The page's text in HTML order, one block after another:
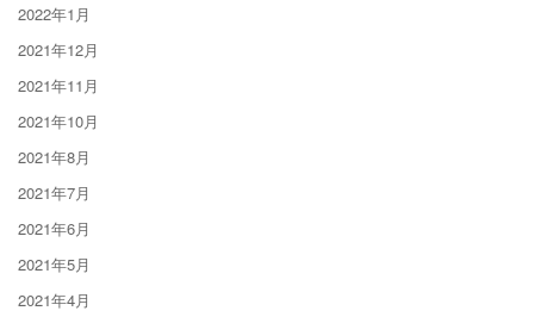
2022年1月
2021年12月
2021年11月
2021年10月
2021年8月
2021年7月
2021年6月
2021年5月
2021年4月